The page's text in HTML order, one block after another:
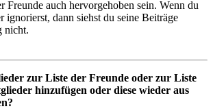
Freunde auch hervorgehoben sein. Wenn du
ignorierst, dann siehst du seine Beiträge
nicht.
zur Liste der Freunde oder zur Liste
hinzufügen oder diese wieder aus